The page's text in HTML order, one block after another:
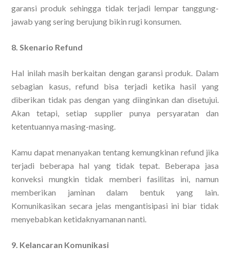
garansi produk sehingga tidak terjadi lempar tanggung-
jawab yang sering berujung bikin rugi konsumen.
8. Skenario Refund
Hal inilah masih berkaitan dengan garansi produk. Dalam
sebagian kasus, refund bisa terjadi ketika hasil yang
diberikan tidak pas dengan yang diinginkan dan disetujui.
Akan tetapi, setiap supplier punya persyaratan dan
ketentuannya masing-masing.
Kamu dapat menanyakan tentang kemungkinan refund jika
terjadi beberapa hal yang tidak tepat. Beberapa jasa
konveksi mungkin tidak memberi fasilitas ini, namun
memberikan jaminan dalam bentuk yang lain.
Komunikasikan secara jelas mengantisipasi ini biar tidak
menyebabkan ketidaknyamanan nanti.
9. Kelancaran Komunikasi